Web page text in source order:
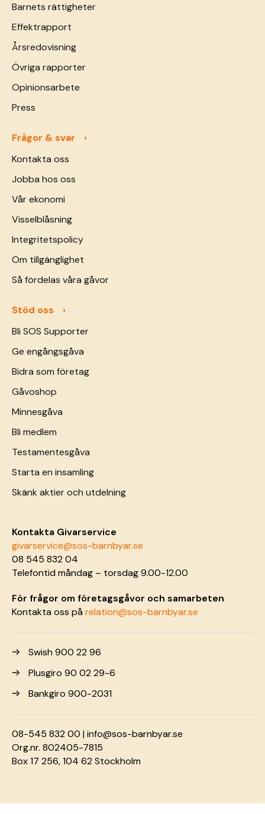
Barnets rättigheter
Effektrapport
Årsredovisning
Övriga rapporter
Opinionsarbete
Press
Frågor & svar
Kontakta oss
Jobba hos oss
Vår ekonomi
Visselblåsning
Integritetspolicy
Om tillgänglighet
Så fördelas våra gåvor
Stöd oss
Bli SOS Supporter
Ge engångsgåva
Bidra som företag
Gåvoshop
Minnesgåva
Bli medlem
Testamentesgåva
Starta en insamling
Skänk aktier och utdelning
Kontakta Givarservice
givarservice@sos-barnbyar.se
08 545 832 04
Telefontid måndag – torsdag 9.00-12.00
För frågor om företagsgåvor och samarbeten
Kontakta oss pårelation@sos-barnbyar.se
Swish 900 22 96
Plusgiro 90 02 29-6
Bankgiro 900-2031
08-545 832 00 |info@sos-barnbyar.se
Org.nr. 802405-7815
Box 17 256, 104 62 Stockholm